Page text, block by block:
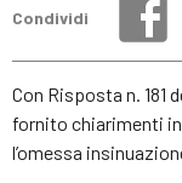
Condividi
Con Risposta n. 181
fornito chiarimenti
l’omessa